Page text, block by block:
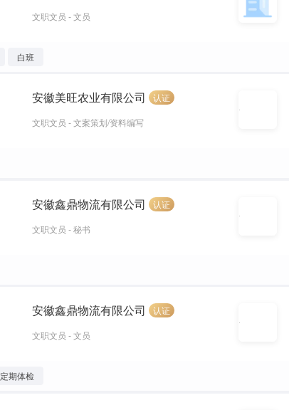
文职文员 - 文员
白班
安徽美旺农业有限公司 认证
文职文员 - 文案策划/资料编写
安徽鑫鼎物流有限公司 认证
文职文员 - 秘书
安徽鑫鼎物流有限公司 认证
文职文员 - 文员
定期体检